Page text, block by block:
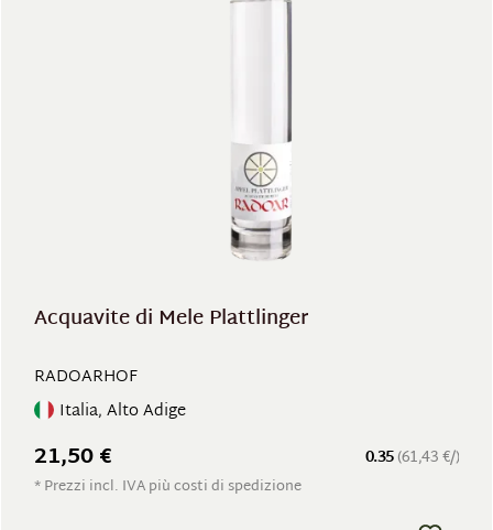
Acquavite di Mele Plattlinger
RADOARHOF
Italia, Alto Adige
0.35(61,43 €/)
21,50 €
* Prezzi incl. IVA più costi di spedizione